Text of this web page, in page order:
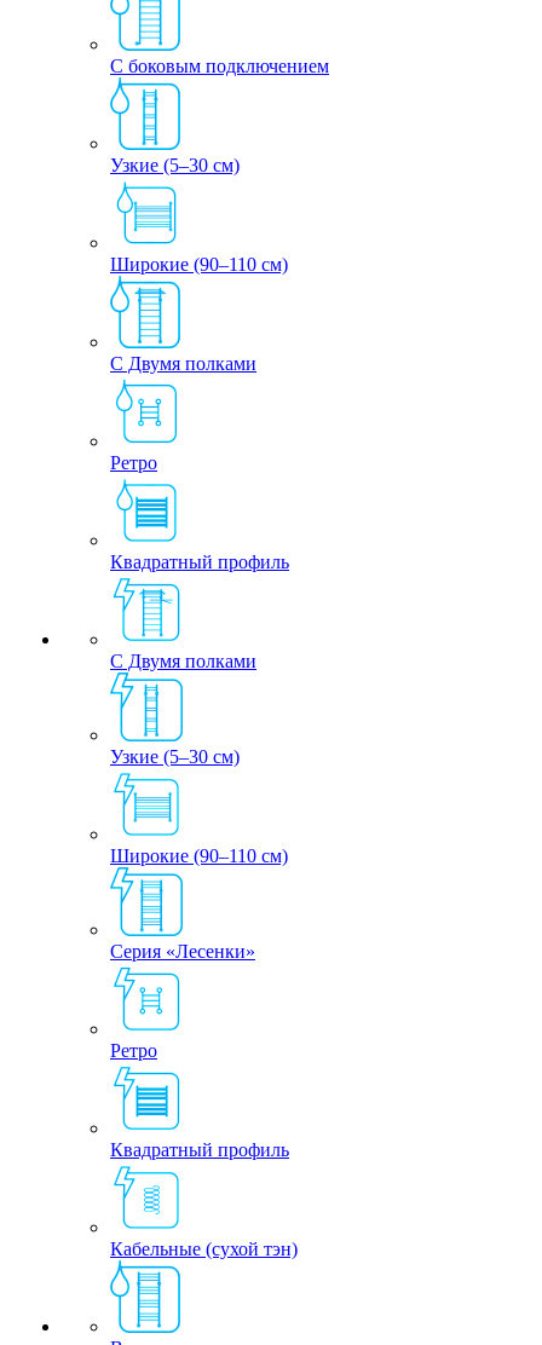
С боковым подключением
Узкие (5–30 см)
Широкие (90–110 см)
С Двумя полками
Ретро
Квадратный профиль
С Двумя полками
Узкие (5–30 см)
Широкие (90–110 см)
Серия «Лесенки»
Ретро
Квадратный профиль
Кабельные (сухой тэн)